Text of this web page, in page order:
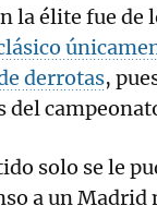
la élite fue de
derrotas,
del
solo se le
a un Madrid